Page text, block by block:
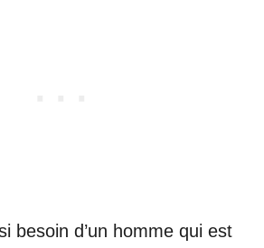
besoin d’un homme qui est